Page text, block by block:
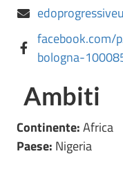
facebook.com/
bologna-
Ambiti
Continente:Africa
Paese: Nigeria